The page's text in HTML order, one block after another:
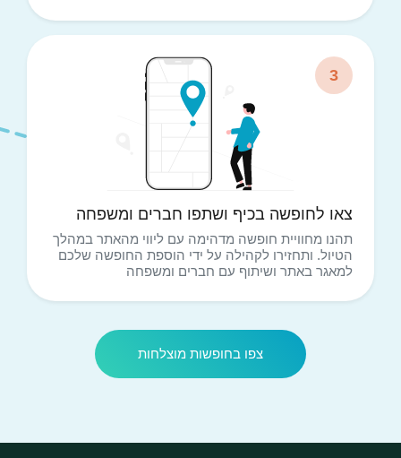
3
צאו לחופשה בכיף ושתפו חברים ומשפחה
תהנו מחוויית חופשה מדהימה עם ליווי מהאתר במהלך
הטיול. ותחזירו לקהילה על ידי הוספת החופשה שלכם
למאגר באתר ושיתוף עם חברים ומשפחה
צפו בחופשות מוצלחות